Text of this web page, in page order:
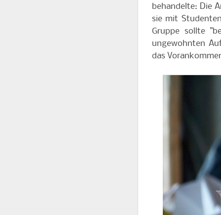
behandelte: Die
sie mit
Gruppe sollte
ungewohnten
das